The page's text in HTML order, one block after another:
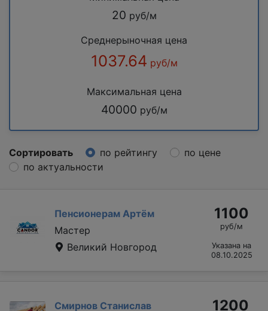
20 руб/м
Среднерыночная цена
1037.64 руб/м
Максимальная цена
40000 руб/м
Сортировать по рейтингу
по цене
по актуальности
Пенсионерам Артём
Мастер
Великий Новгород
1100
руб/м
Указана на
08.10.2025
Смирнов Станислав
1200